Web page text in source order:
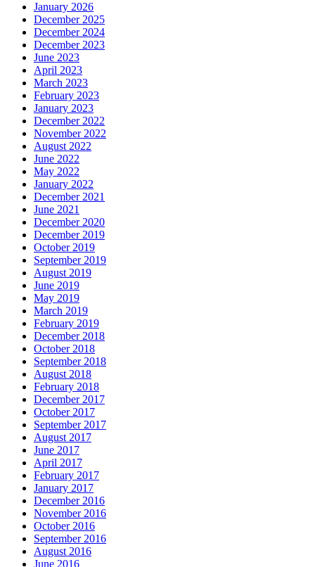
January 2026
December 2025
December 2024
December 2023
June 2023
April 2023
March 2023
February 2023
January 2023
December 2022
November 2022
August 2022
June 2022
May 2022
January 2022
December 2021
June 2021
December 2020
December 2019
October 2019
September 2019
August 2019
June 2019
May 2019
March 2019
February 2019
December 2018
October 2018
September 2018
August 2018
February 2018
December 2017
October 2017
September 2017
August 2017
June 2017
April 2017
February 2017
January 2017
December 2016
November 2016
October 2016
September 2016
August 2016
June 2016